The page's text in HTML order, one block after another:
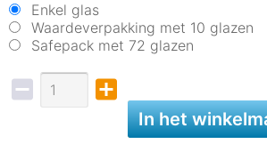
Enkel glas
Waardeverpakking met 10 glazen
Safepack met 72 glazen
In het